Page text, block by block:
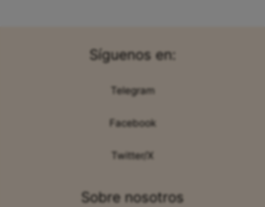
Síguenos en:
Telegram
Facebook
Twitter/X
Sobre nosotros